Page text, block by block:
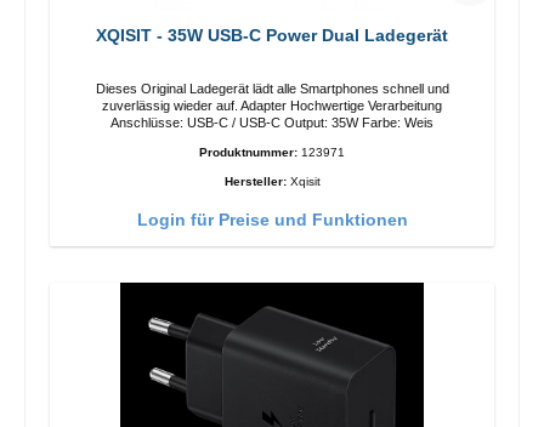
XQISIT - 35W USB-C Power Dual Ladegerät
Dieses Original Ladegerät lädt alle Smartphones schnell und
zuverlässig wieder auf. Adapter Hochwertige Verarbeitung
Anschlüsse: USB-C / USB-C Output: 35W Farbe: Weis
Produktnummer: 123971
Hersteller: Xqisit
Login für Preise und Funktionen